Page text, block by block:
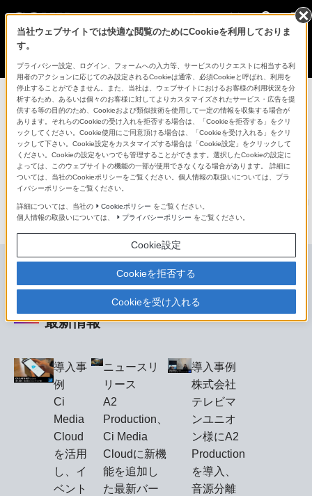
法人のお客様
アップロード
するだけで映像活用を
クリエイティブに
最新情報
導入事
例
Ci
Media
Cloud
を活用
し、イ
ベント
ニュースリ
リース
A2
Production、
Ci Media
Cloudに新機
能を追加し
た最新バー
導入事例
株式会社
テレビマ
ンユニオ
ン様にA2
Production
を導入、
音源分離
当社ウェブサイトでは快適な閲覧のためにCookieを利用しておりま
す。
プライバシー設定、ログイン、フォームへの入力等、サービスのリクエストに相当する利
用者のアクションに応じてのみ設定されるCookieは通常、必須Cookieと呼ばれ、利用を
停止することができません。また、当社は、ウェブサイトにおけるお客様の利用状況を分
析するため、あるいは個々のお客様に対してよりカスタマイズされたサービス・広告を提
供する等の目的のため、Cookieおよび類似技術を使用して一定の情報を収集する場合が
あります。それらのCookieの受け入れを拒否する場合は、「Cookieを拒否する」をクリ
ックしてください。Cookie使用にご同意頂ける場合は、「Cookieを受け入れる」をクリ
ックして下さい。Cookie設定をカスタマイズする場合は「Cookie設定」をクリックして
ください。Cookieの設定をいつでも管理することができます。選択したCookieの設定に
よっては、このウェブサイトの機能の一部が使用できなくなる場合があります。 詳細に
ついては、当社のCookieポリシーをご覧ください。個人情報の取扱いについては、プラ
イバシーポリシーをご覧ください。
詳細については、当社の Cookieポリシー をご覧ください。
個人情報の取扱いについては、
プライバシーポリシー をご覧ください。
Cookie設定
Cookieを拒否する
Cookieを受け入れる